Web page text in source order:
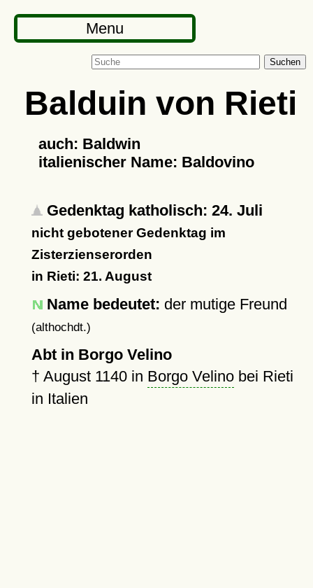
Menu
Suchen
Balduin von Rieti
auch: Baldwin
italienischer Name: Baldovino
Gedenktag katholisch: 24. Juli
nicht gebotener Gedenktag im
Zisterzienserorden
in Rieti: 21. August
Name bedeutet: der mutige Freund
(althochdt.)
Abt in Borgo Velino
† August 1140in Borgo Velinobei Rieti
in Italien